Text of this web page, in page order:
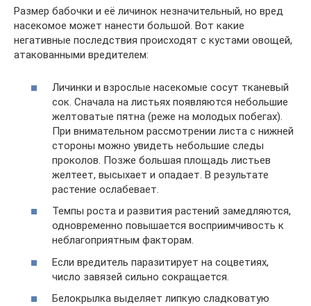
Размер бабочки и её личинок незначительный, но вред
насекомое может нанести большой. Вот какие
негативные последствия происходят с кустами овощей,
атакованными вредителем:
Личинки и взрослые насекомые сосут тканевый
сок. Сначала на листьях появляются небольшие
желтоватые пятна (реже на молодых побегах).
При внимательном рассмотрении листа с нижней
стороны можно увидеть небольшие следы
проколов. Позже большая площадь листьев
желтеет, высыхает и опадает. В результате
растение ослабевает.
Темпы роста и развития растений замедляются,
одновременно повышается восприимчивость к
неблагоприятным факторам.
Если вредитель паразитирует на соцветиях,
число завязей сильно сокращается.
Белокрылка выделяет липкую сладковатую